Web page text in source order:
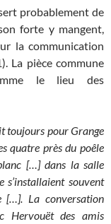
probablement de
forte y mangent,
la communication
La pièce commune
le lieu des
toujours pour Grange
quatre près du poêle
[…] dans la salle
souvent
[…]. La conversation
des amis